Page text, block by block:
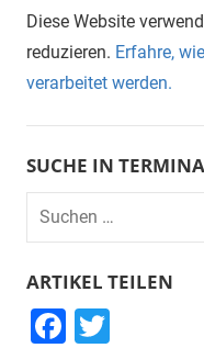
Diese Website
reduzieren. Erfahre,
verarbeitet werden.
SUCHE IN
Suchen
nach:
ARTIKEL TEILEN
F